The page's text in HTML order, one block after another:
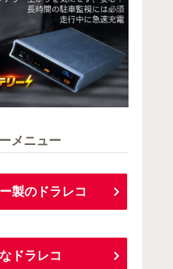
メニュー
製のドラレコ
ドラレコ